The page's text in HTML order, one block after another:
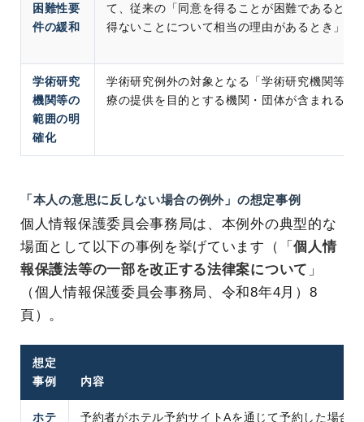
困難性要
件の緩和
て、従来の「同意を得ることが困難であるとき
得ないことについて相当の理由があるとき」に
学術研究
機関等の
範囲の明
確化
学術研究例外の対象となる「学術研究機関等」
療の提供を目的とする機関・団体が含まれるこ
「本人の意思に反しない場合の例外」の想定事例
個人情報保護委員会事務局は、本例外の典型的な
場面として以下の事例を挙げています（「個人情
報保護法等の一部を改正する法律案について 」
（個人情報保護委員会事務局、令和8年4月）8
頁）。
想定
事例
内容
ホテ 予約者がホテル予約サイトAを通じて予約した場合